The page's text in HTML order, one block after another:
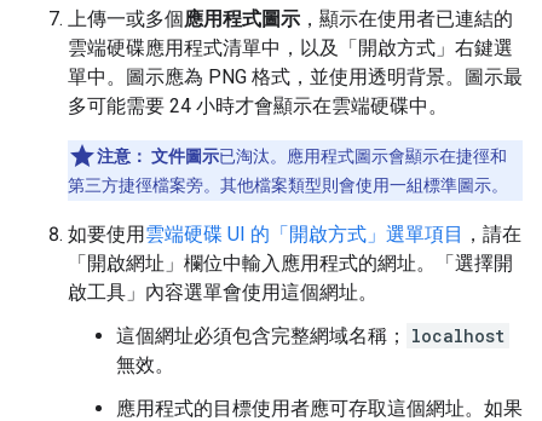
上傳一或多個應用程式圖示 ，顯示在使用者已連結的
雲端硬碟應用程式清單中，以及「開啟方式」右鍵選
單中。圖示應為 PNG 格式，並使用透明背景。圖示最
多可能需要 24 小時才會顯示在雲端硬碟中。
注意： 文件圖示已淘汰。應用程式圖示會顯示在捷徑和
第三方捷徑檔案旁。其他檔案類型則會使用一組標準圖示。
如要使用雲端硬碟 UI 的「開啟方式」選單項目 ，請在
「開啟網址」 欄位中輸入應用程式的網址。「選擇開
啟工具」內容選單會使用這個網址。
這個網址必須包含完整網域名稱；
localhost
無效。
應用程式的目標使用者應可存取這個網址。如果